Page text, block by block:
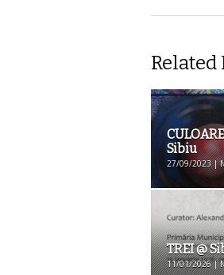
Related
Sibiu
27/09/2023 |
TREI @
11/01/2026 |